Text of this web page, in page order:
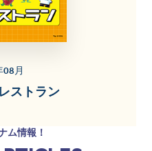
月
ストラン
ム情報！